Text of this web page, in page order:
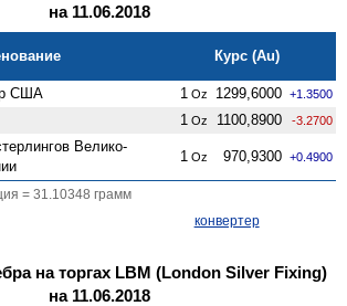
на 11.06.2018
Курс (Au)
США 1 Oz 1299,6000 +1.3500
1 Oz 1100,8900 -3.2700
Велико­
1 Oz 970,9300 +0.4900
= 31.10348 грамм
конвертер
на торгах LBM (London Silver Fixing)
на 11.06.2018